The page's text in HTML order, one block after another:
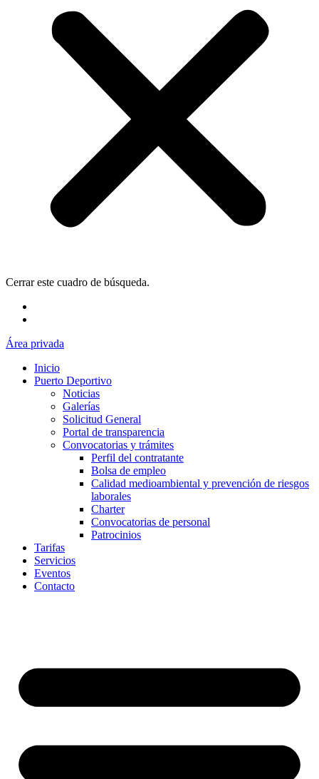
Cerrar este cuadro de búsqueda.
Área privada
Inicio
Puerto Deportivo
Noticias
Galerías
Solicitud General
Portal de transparencia
Convocatorias y trámites
Perfil del contratante
Bolsa de empleo
Calidad medioambiental y prevención de riesgos
laborales
Charter
Convocatorias de personal
Patrocinios
Tarifas
Servicios
Eventos
Contacto